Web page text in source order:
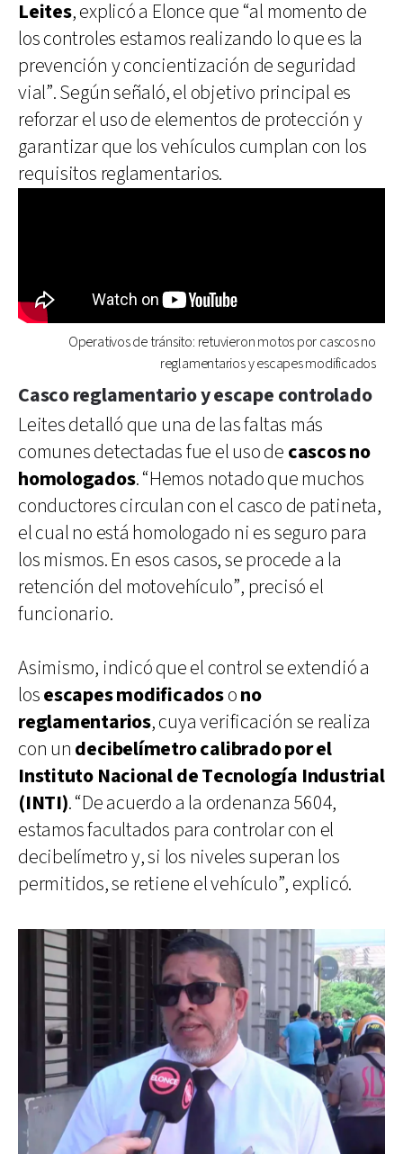
Leites, explicó a Elonce que “al momento de
los controles estamos realizando lo que es la
prevención y concientización de seguridad
vial”. Según señaló, el objetivo principal es
reforzar el uso de elementos de protección y
garantizar que los vehículos cumplan con los
requisitos reglamentarios.
Operativos de tránsito: retuvieron motos por cascos no
reglamentarios y escapes modificados
Casco reglamentario y escape controlado
Leites detalló que una de las faltas más
comunes detectadas fue el uso de cascos no
homologados. “Hemos notado que muchos
conductores circulan con el casco de patineta,
el cual no está homologado ni es seguro para
los mismos. En esos casos, se procede a la
retención del motovehículo”, precisó el
funcionario.
Asimismo, indicó que el control se extendió a
losescapes modificadosono
reglamentarios, cuya verificación se realiza
con un decibelímetro calibrado por el
Instituto Nacional de Tecnología Industrial
(INTI). “De acuerdo a la ordenanza 5604,
estamos facultados para controlar con el
decibelímetro y, si los niveles superan los
permitidos, se retiene el vehículo”, explicó.